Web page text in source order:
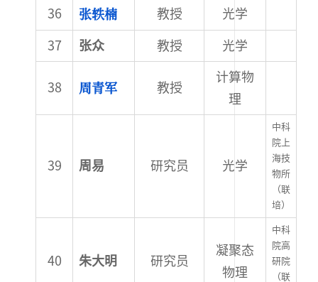
张轶楠 教授 光学
张众 教授 光学
周青军 教授
计算物
理
周易 研究员 光学
中科
院上
海技
物所
（联
培）
朱大明 研究员
凝聚态
物理
中科
院高
研院
（联